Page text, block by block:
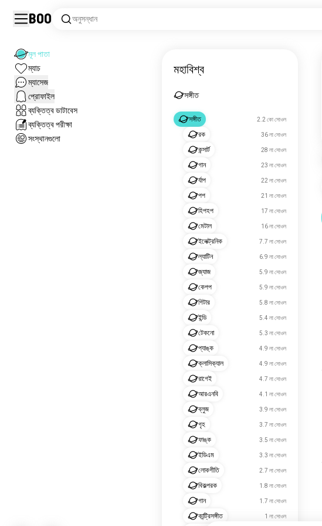
Boo অনুসন্ধান
মূল পাতা
ম্যাচ
ম্যাসেজ
প্রোফাইল
ব্যক্তিত্ব ডাটাবেস
ব্যক্তিত্ব পরীক্ষা
সংস্থানগুলো
মহাবিশ্ব
সঙ্গীত
সঙ্গীত 2.2 কো সোওল
রক 36 লা সোওল
কন্সার্ট 28 লা সোওল
গান 23 লা সোওল
র্যাপ 22 লা সোওল
পপ 21 লা সোওল
হিপহপ 17 লা সোওল
মেটাল 16 লা সোওল
ইলেক্ট্রনিক 7.7 লা সোওল
ল্যাটিন 6.9 লা সোওল
জ্যাজ 5.9 লা সোওল
কেপপ 5.9 লা সোওল
গিটার 5.8 লা সোওল
ইন্ডি 5.4 লা সোওল
টেকনো 5.3 লা সোওল
প্যাঙ্ক 4.9 লা সোওল
ক্লাসিক্যাল 4.9 লা সোওল
রাগেই 4.7 লা সোওল
আরএনবি 4.1 লা সোওল
ব্লুজ 3.9 লা সোওল
গৃহ 3.7 লা সোওল
ফাঙ্ক 3.5 লা সোওল
ইডিএম 3.3 লা সোওল
লোকগীতি 2.7 লা সোওল
বিকল্পরক 1.8 লা সোওল
গান 1.7 লা সোওল
কান্ট্রিসঙ্গীত 1 লা সোওল